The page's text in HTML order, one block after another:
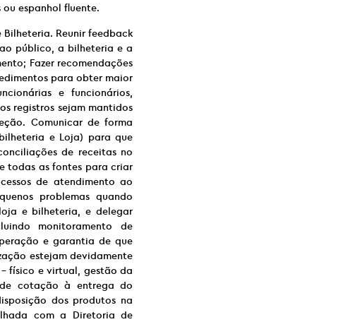
espanhol fluente.
Reunir feedback
público, a bilheteria e a
Fazer recomendações
para obter maior
e funcionários,
registros sejam mantidos
Comunicar de forma
e Loja) para que
de receitas no
todas as fontes para criar
de atendimento ao
problemas quando
e bilheteria, e delegar
monitoramento de
e garantia de que
estejam devidamente
físico e virtual, gestão da
cotação à entrega do
dos produtos na
com a Diretoria de